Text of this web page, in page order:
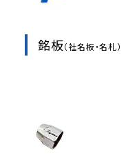
銘板（社名板・名札）